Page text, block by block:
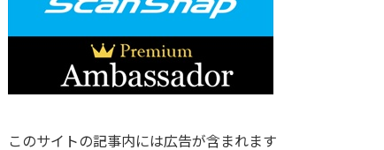
このサイトの記事内には広告が含まれます